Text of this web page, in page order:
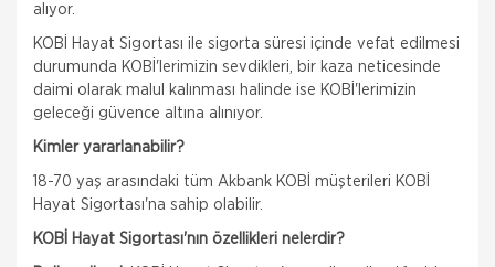
alıyor.
KOBİ Hayat Sigortası ile sigorta süresi içinde vefat edilmesi
durumunda KOBİ'lerimizin sevdikleri, bir kaza neticesinde
daimi olarak malul kalınması halinde ise KOBİ'lerimizin
geleceği güvence altına alınıyor.
Kimler yararlanabilir?
18-70 yaş arasındaki tüm Akbank KOBİ müşterileri KOBİ
Hayat Sigortası'na sahip olabilir.
KOBİ Hayat Sigortası'nın özellikleri nelerdir?